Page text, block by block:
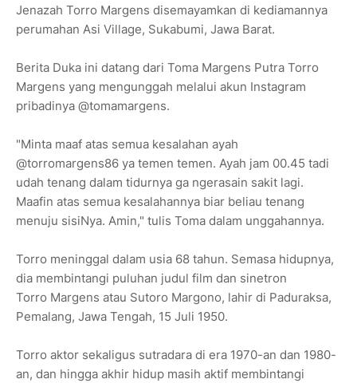
Jenazah Torro Margens disemayamkan di kediamannya
perumahan Asi Village, Sukabumi, Jawa Barat.
Berita Duka ini datang dari Toma Margens Putra Torro
Margens yang mengunggah melalui akun Instagram
pribadinya @tomamargens.
"Minta maaf atas semua kesalahan ayah
@torromargens86 ya temen temen. Ayah jam 00.45 tadi
udah tenang dalam tidurnya ga ngerasain sakit lagi.
Maafin atas semua kesalahannya biar beliau tenang
menuju sisiNya. Amin," tulis Toma dalam unggahannya.
Torro meninggal dalam usia 68 tahun. Semasa hidupnya,
dia membintangi puluhan judul film dan sinetron
Torro Margens atau Sutoro Margono, lahir di Paduraksa,
Pemalang, Jawa Tengah, 15 Juli 1950.
Torro aktor sekaligus sutradara di era 1970-an dan 1980-
an, dan hingga akhir hidup masih aktif membintangi